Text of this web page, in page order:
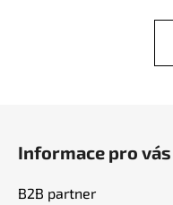
Informace pro vás
B2B partner